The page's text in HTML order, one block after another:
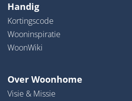
Handig
Kortingscode
Wooninspiratie
WoonWiki
Over Woonhome
Visie & Missie